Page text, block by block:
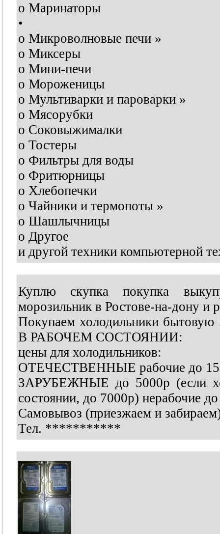
o Маринаторы
•
o Микроволновые печи »
o Миксеры
o Мини-печи
o Мороженицы
o Мультиварки и пароварки »
o Мясорубки
o Соковыжималки
o Тостеры
o Фильтры для воды
o Фритюрницы
o Хлебопечки
o Чайники и термопоты »
o Шашлычницы
o Другое
и другой техники компьютерной
Куплю скупка покупка
морозильник в Ростове-на-дону и
Покупаем холодильники
В РАБОЧЕМ СОСТОЯНИИ:
цены для холодильников:
ОТЕЧЕСТВЕННЫЕ рабочие до
ЗАРУБЕЖНЫЕ до 5000р (если
состоянии, до 7000р) нерабочие
Самовывоз (приезжаем и
Тел. ***********